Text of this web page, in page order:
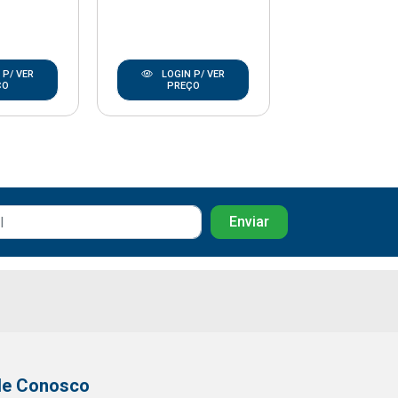
P/ VER
LOGIN P/ VER
PREÇO
Conosco